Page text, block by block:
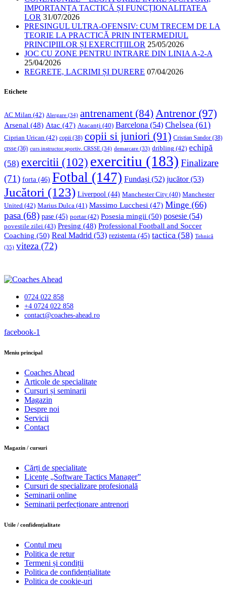
IMPORTANȚA TACTICĂ ȘI FUNCȚIONALITATEA
LOR 31/07/2026
PRESINGUL ULTRA-OFENSIV: CUM TRECEM DE LA
TEORIE LA PRACTICĂ PRIN INTERMEDIUL
PRINCIPIILOR ȘI EXERCIȚIILOR 25/05/2026
JOC CU ZONE PENTRU INTRARE DIN LINIA A-2-A
25/04/2026
REGRETE, LACRIMI ȘI DURERE 07/04/2026
Etichete
AC Milan (42) Alergare (34) antrenament (84) Antrenor(97)
Arsenal (48) Atac (47) Atacanți (40) Barcelona (54) Chelsea (61)
Ciprian Urican (42) copii (38) copii si juniori (91) Cristian Sandor (38)
crsse (36) curs instructor sportiv. CRSSE (34) demarcare (33) dribling (42) echipă
(58) exercitii (102) exercitiu (183) Finalizare
(71) forta (46) Fotbal (147) Fundași (52) jucător(53)
Jucători (123) Liverpool (44) Manchester City (40) Manchester
United (42) Marius Dulca (41) Massimo Lucchesi (47) Minge (66)
pasa (68) pase (45) portar(42) Posesia mingii (50) posesie (54)
povestile zilei (43) Presing (48) Professional Football and Soccer
Coaching (50) Real Madrid (53) rezistenta (45) tactica (58) Tehnică
(35) viteza (72)
0724 022 858
+4 0724 022 858
contact@coaches-ahead.ro
facebook-1
Meniu principal
Coaches Ahead
Articole de specialitate
Cursuri și seminarii
Magazin
Despre noi
Servicii
Contact
Magazin / cursuri
Cărți de specialitate
Licențe „Software Tactics Manager”
Cursuri de specializare profesională
Seminarii online
Seminarii perfecționare antrenori
Utile / confidențialitate
Contul meu
Politica de retur
Termeni și condiții
Politica de confidențialitate
Politica de cookie-uri